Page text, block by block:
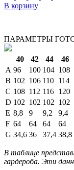
В корзину
ПАРАМЕТРЫ
40 42 44 46
A 96 100 104 108
B 102 106 110 114
C 108 112 116 120
D 102 102 102 102
E 8,8 9 9,2 9,4
F 64 64 64 64
G 34,6 36 37,4 38,8
В таблице
гардероба. Эти